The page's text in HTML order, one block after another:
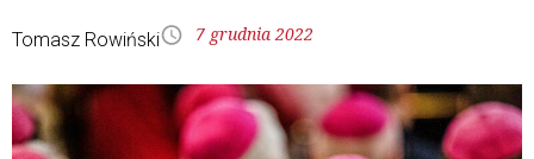
Tomasz Rowiński 7 grudnia 2022